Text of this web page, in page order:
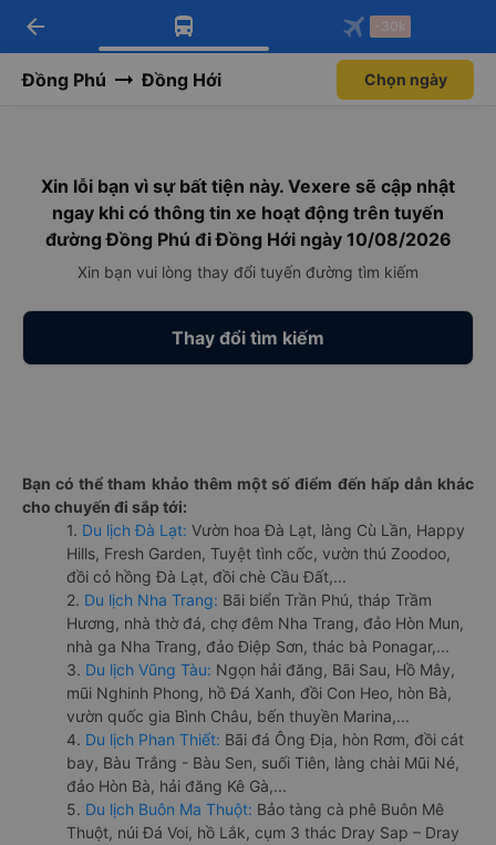
Tải app Vexere ngay!
Nhận ưu đãi thành viên độc
Mở app
Tải app Vexere
-30k/ghế khi đặt vé máy bay qua
Mở app
arrow_back -30k
Đồng Phú Đồng Hới Chọn ngày
Xin lỗi bạn vì sự bất tiện này. Vexere sẽ cập nhật
ngay khi có thông tin xe hoạt động trên tuyến
đường Đồng Phú đi Đồng Hới ngày 10/08/2026
Xin bạn vui lòng thay đổi tuyến đường tìm kiếm
Thay đổi tìm kiếm
Bạn có thể tham khảo thêm một số điểm đến hấp dẫn khác
cho chuyến đi sắp tới:
1. Du lịch Đà Lạt: Vườn hoa Đà Lạt, làng Cù Lần, Happy
Hills, Fresh Garden, Tuyệt tình cốc, vườn thú Zoodoo,
đồi cỏ hồng Đà Lạt, đồi chè Cầu Đất,...
2. Du lịch Nha Trang: Bãi biển Trần Phú, tháp Trầm
Hương, nhà thờ đá, chợ đêm Nha Trang, đảo Hòn Mun,
nhà ga Nha Trang, đảo Điệp Sơn, thác bà Ponagar,...
3. Du lịch Vũng Tàu: Ngọn hải đăng, Bãi Sau, Hồ Mây,
mũi Nghinh Phong, hồ Đá Xanh, đồi Con Heo, hòn Bà,
vườn quốc gia Bình Châu, bến thuyền Marina,...
4. Du lịch Phan Thiết: Bãi đá Ông Địa, hòn Rơm, đồi cát
bay, Bàu Trắng - Bàu Sen, suối Tiên, làng chài Mũi Né,
đảo Hòn Bà, hải đăng Kê Gà,...
5. Du lịch Buôn Ma Thuột: Bảo tàng cà phê Buôn Mê
Thuột, núi Đá Voi, hồ Lắk, cụm 3 thác Dray Sap – Dray